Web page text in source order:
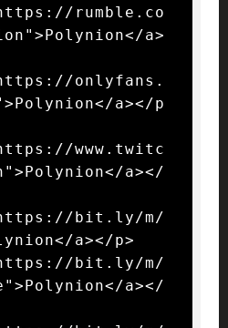
rumble.co
a>
onlyfans.
a></p
www.twitc
a></
bit.ly/m/
a></p>
bit.ly/m/
a></